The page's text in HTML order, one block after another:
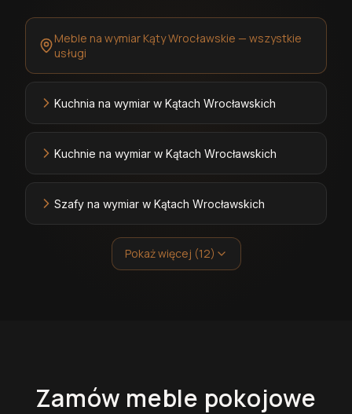
Meble na wymiar Kąty Wrocławskie — wszystkie
usługi
Kuchnia na wymiar w Kątach Wrocławskich
Kuchnie na wymiar w Kątach Wrocławskich
Szafy na wymiar w Kątach Wrocławskich
Pokaż więcej (12)
Zamów meble pokojowe